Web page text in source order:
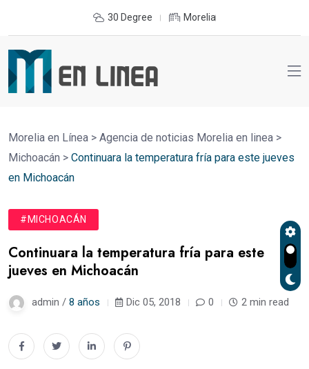
30 Degree Morelia
Morelia en Línea > Agencia de noticias Morelia en linea >
Michoacán > Continuara la temperatura fría para este jueves
en Michoacán
#MICHOACÁN
Continuara la temperatura fría para este
jueves en Michoacán
admin / 8 años Dic 05, 2018 0 2 min read